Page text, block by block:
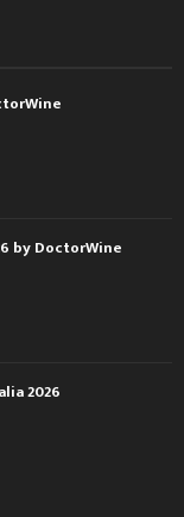
by DoctorWine
2026